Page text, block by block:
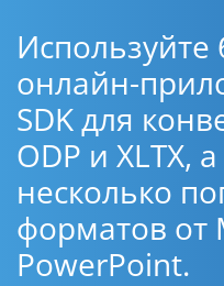
Используйте
онлайн-
SDK для
ODP и XLTX,
несколько
форматов от
PowerPoint.